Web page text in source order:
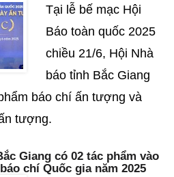
Tại lễ bế mạc Hội
Báo toàn quốc 2025
chiều 21/6, Hội Nhà
báo tỉnh Bắc Giang
báo chí ấn tượng và
tượng.
Giang có 02 tác phẩm vào
chí Quốc gia năm 2025